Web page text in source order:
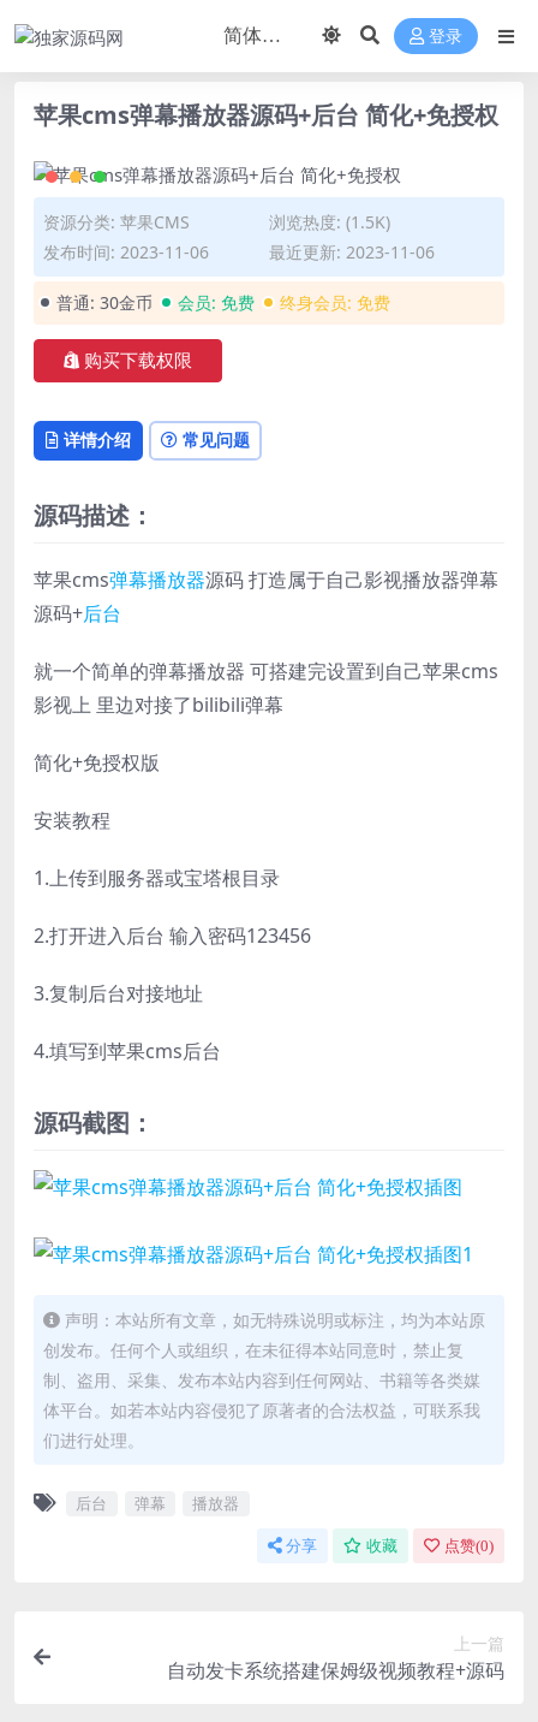
登录
苹果cms弹幕播放器源码+后台 简化+免授权
资源分类: 苹果CMS
浏览热度: (1.5K)
发布时间: 2023-11-06
最近更新: 2023-11-06
普通: 30金币 会员: 免费 终身会员: 免费
购买下载权限
详情介绍 常见问题
源码描述：
苹果cms弹幕播放器源码 打造属于自己影视播放器弹幕
源码+后台
就一个简单的弹幕播放器 可搭建完设置到自己苹果cms
影视上 里边对接了bilibili弹幕
简化+免授权版
安装教程
1.上传到服务器或宝塔根目录
2.打开进入后台 输入密码123456
3.复制后台对接地址
4.填写到苹果cms后台
源码截图：
声明：本站所有文章，如无特殊说明或标注，均为本站原
创发布。任何个人或组织，在未征得本站同意时，禁止复
制、盗用、采集、发布本站内容到任何网站、书籍等各类媒
体平台。如若本站内容侵犯了原著者的合法权益，可联系我
们进行处理。
后台 弹幕 播放器
分享 收藏 点赞(0)
上一篇
自动发卡系统搭建保姆级视频教程+源码